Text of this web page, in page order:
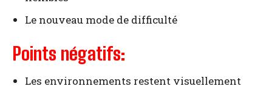
Le nouveau mode de difficulté
Points négatifs:
Les environnements restent visuellement